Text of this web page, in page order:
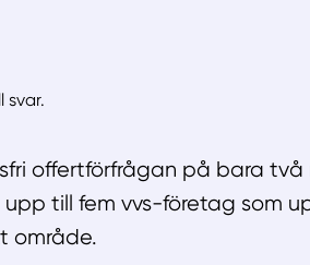
svar.
offertförfrågan på bara två
till fem vvs-företag som
område.